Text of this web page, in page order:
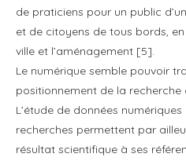
de praticiens pour un public
et de citoyens de tous bords,
ville et l’aménagement [5].
Le numérique semble pouvoir
positionnement de la recherche
L’étude de données
recherches permettent par
résultat scientifique à ses